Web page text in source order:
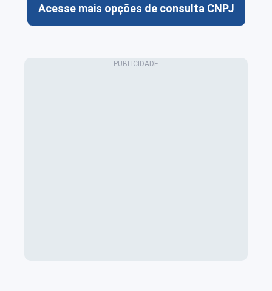
Acesse mais opções de consulta CNPJ